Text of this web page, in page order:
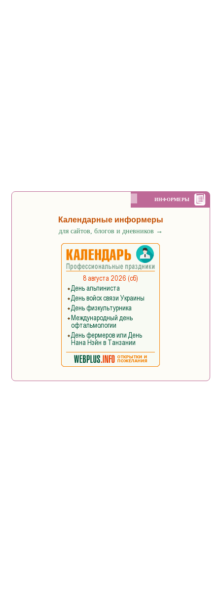
ИНФОРМЕРЫ
Календарные информеры
для сайтов, блогов и дневников →